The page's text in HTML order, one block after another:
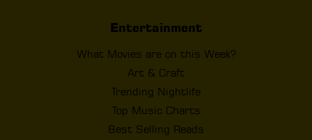
Entertainment
What Movies are on this Week?
Art & Craft
Trending Nightlife
Top Music Charts
Best Selling Reads